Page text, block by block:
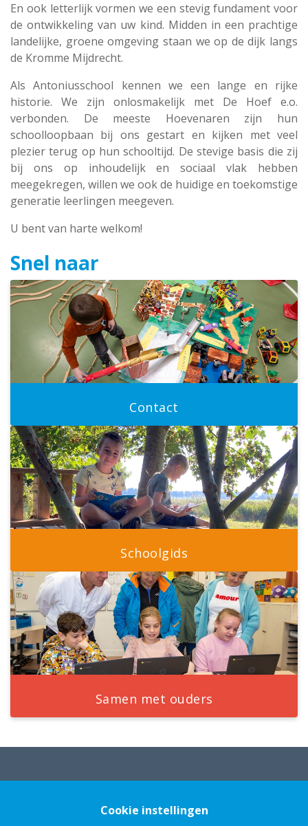
En ook letterlijk vormen we een stevig fundament voor
de ontwikkeling van uw kind. Midden in een prachtige
landelijke, groene omgeving staan we op de dijk langs
de Kromme Mijdrecht.
Als Antoniusschool kennen we een lange en rijke
historie. We zijn onlosmakelijk met De Hoef e.o.
verbonden. De meeste Hoevenaren zijn hun
schoolloopbaan bij ons gestart en kijken met veel
plezier terug op hun schooltijd. De stevige basis die zij
bij ons op inhoudelijk en sociaal vlak hebben
meegekregen, willen we ook de huidige en toekomstige
generatie leerlingen meegeven.
U bent van harte welkom!
Snel naar
Contact
Schoolgids
Samen met ouders
Cookie instellingen